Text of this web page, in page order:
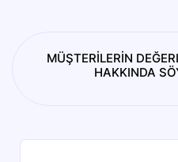
MÜŞTERİLERİN
HAKKINDA